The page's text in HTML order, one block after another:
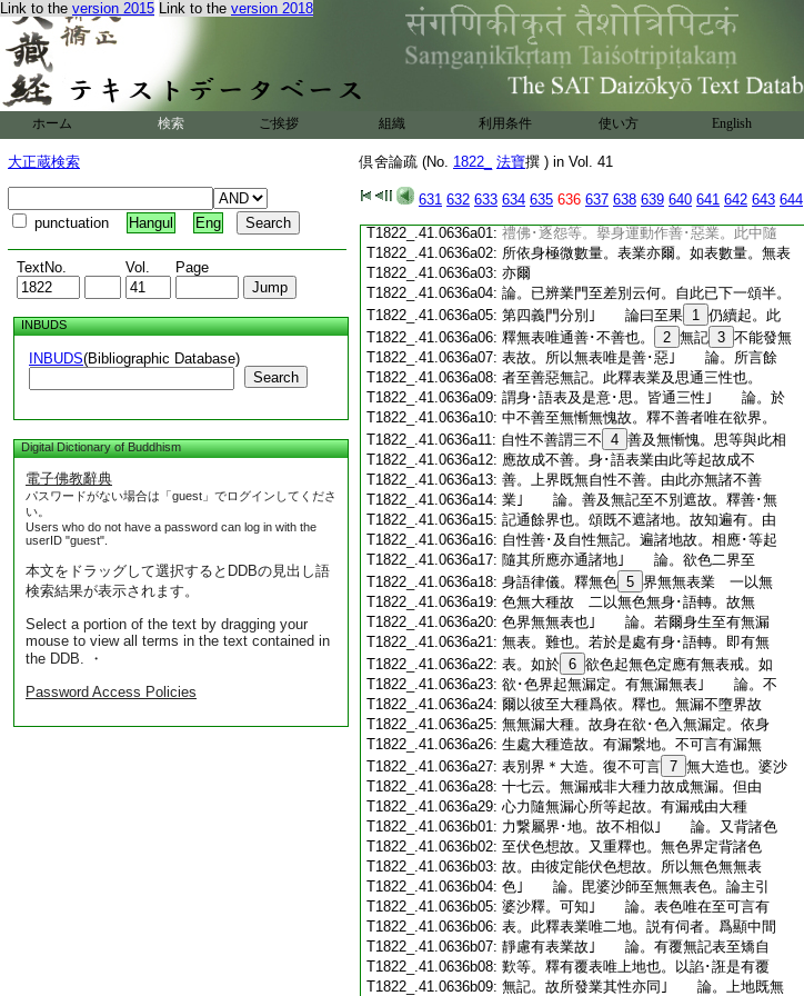
Link to the version 2015 Link to the version 2018
ホーム 検索 ご挨拶 組織 利用条件 使い方 English
大正蔵検索
punctuation Hangul Eng
TextNo. Vol. Page
INBUDS
INBUDS(Bibliographic Database)
Search
Digital Dictionary of Buddhism
電子佛教辭典
パスワードがない場合は「guest」でログインしてくださ
い。
Users who do not have a password can log in with the
userID "guest".
本文をドラッグして選択するとDDBの見出し語
検索結果が表示されます。
Select a portion of the text by dragging your
mouse to view all terms in the text contained in
the DDB. ・
Password Access Policies
倶舍論疏 (No. 1822_ 法寶撰 ) in Vol. 41
631 632 633 634 635 636 637 638 639 640 641 642 643 644
T1822_.41.0635c21:故不 11 増 婆沙一百三十四云。問欲界身中
T1822_.41.0635c22: 先有間隙。色界大種來入中耶。答不爾。未
T1822_.41.0635c23:來欲界身自有二種。一唯欲界大種。二色界
大種雜。若時遇入色界定縁。彼唯欲界者
便滅。色界雜者便生。故不可言先有間隙
T1822_.41.0635c26: 後來住中
解云。若未至現在不可説言有間隙也。若
現在世名間隙。復不可言來入中也。若來
T1822_.41.0635c27:
入中即至後念。故在未
來與下地色同時生也
T1822_.41.0635c28: 表･無表 12 依身而起 有依一分。如彈指･擧
T1822_.41.0636a01: 禮佛･逐怨等。擧身運動作善･惡業。此中隨
T1822_.41.0636a02: 所依身極微數量。表業亦爾。如表數量。無表
T1822_.41.0636a03: 亦爾
T1822_.41.0636a04: 論。已辨業門至差別云何。自此已下一頌半。
T1822_.41.0636a05: 第四義門分別｣ 論曰至果 1 仍續起。此
T1822_.41.0636a06: 釋無表唯通善･不善也。 2 無記 3 不能發無
T1822_.41.0636a07: 表故。所以無表唯是善･惡｣ 論。所言餘
T1822_.41.0636a08: 者至善惡無記。此釋表業及思通三性也。
T1822_.41.0636a09: 謂身･語表及是意･思。皆通三性｣ 論。於
T1822_.41.0636a10: 中不善至無慚無愧故。釋不善者唯在欲界。
T1822_.41.0636a11: 自性不善謂三不 4 善及無慚愧。思等與此相
T1822_.41.0636a12: 應故成不善。身･語表業由此等起故成不
T1822_.41.0636a13: 善。上界既無自性不善。由此亦無諸不善
T1822_.41.0636a14: 業｣ 論。善及無記至不別遮故。釋善･無
T1822_.41.0636a15: 記通餘界也。頌既不遮諸地。故知遍有。由
T1822_.41.0636a16: 自性善･及自性無記。遍諸地故。相應･等起
T1822_.41.0636a17: 隨其所應亦通諸地｣ 論。欲色二界至
T1822_.41.0636a18: 身語律儀。釋無色 5 界無無表業 一以無
T1822_.41.0636a19: 色無大種故 二以無色無身･語轉。故無
T1822_.41.0636a20: 色界無無表也｣ 論。若爾身生至有無漏
T1822_.41.0636a21: 無表。難也。若於是處有身･語轉。即有無
T1822_.41.0636a22: 表。如於 6 欲色起無色定應有無表戒。如
T1822_.41.0636a23: 欲･色界起無漏定。有無漏無表｣ 論。不
T1822_.41.0636a24: 爾以彼至大種爲依。釋也。無漏不墮界故
T1822_.41.0636a25: 無無漏大種。故身在欲･色入無漏定。依身
T1822_.41.0636a26: 生處大種造故。有漏繋地。不可言有漏無
T1822_.41.0636a27: 表別界＊大造。復不可言 7 無大造也。婆沙
T1822_.41.0636a28: 十七云。無漏戒非大種力故成無漏。但由
T1822_.41.0636a29: 心力隨無漏心所等起故。有漏戒由大種
T1822_.41.0636b01: 力繋屬界･地。故不相似｣ 論。又背諸色
T1822_.41.0636b02: 至伏色想故。又重釋也。無色界定背諸色
T1822_.41.0636b03: 故。由彼定能伏色想故。所以無色無無表
T1822_.41.0636b04: 色｣ 論。毘婆沙師至無無表色。論主引
T1822_.41.0636b05: 婆沙釋。可知｣ 論。表色唯在至可言有
T1822_.41.0636b06: 表。此釋表業唯二地。説有伺者。爲顯中間
T1822_.41.0636b07: 靜慮有表業故｣ 論。有覆無記表至矯自
T1822_.41.0636b08: 歎等。釋有覆表唯上地也。以諂･誑是有覆
T1822_.41.0636b09: 無記。故所發業其性亦同｣ 論。上地既無